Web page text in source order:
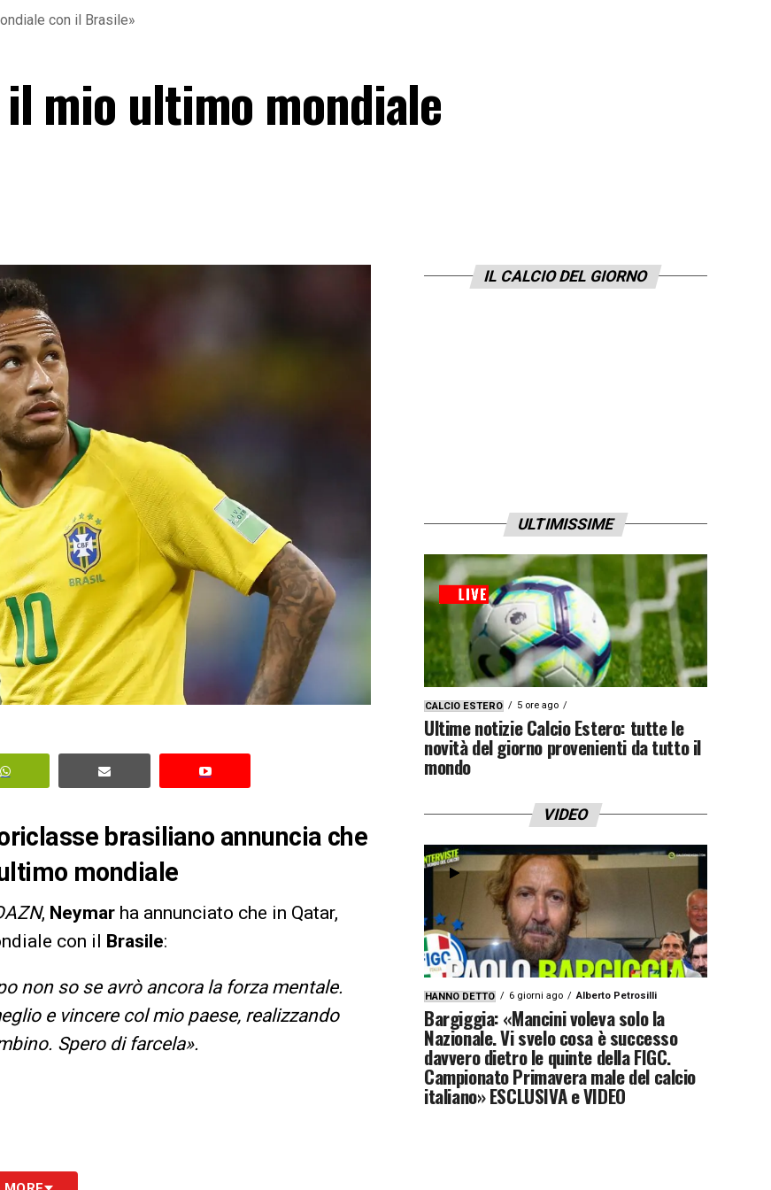
con il Brasile»
mio ultimo mondiale
brasiliano annuncia che
mondiale
, Neymar ha annunciato che in Qatar,
con il Brasile:
non so se avrò ancora la forza mentale.
e vincere col mio paese, realizzando
Spero di farcela».
IL CALCIO DEL GIORNO
ULTIMISSIME
CALCIO ESTERO 5 ore ago
Ultime notizie Calcio Estero: tutte le
novità del giorno provenienti da tutto il
mondo
VIDEO
HANNO DETTO 6 giorni ago Alberto Petrosilli
Bargiggia: «Mancini voleva solo la
Nazionale. Vi svelo cosa è successo
davvero dietro le quinte della FIGC.
Campionato Primavera male del calcio
italiano» ESCLUSIVA e VIDEO